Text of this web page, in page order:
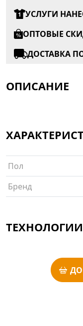
УСЛУГИ
ОПТОВЫЕ
ДОСТАВКА
ОПИСАНИЕ
Пол
Бренд
ТЕХНОЛОГИИ